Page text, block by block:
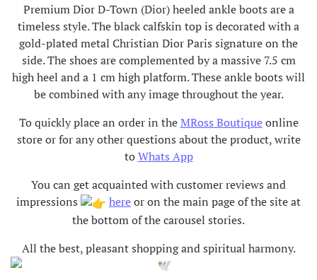
Premium Dior D-Town (Dior) heeled ankle boots are a
timeless style. The black calfskin top is decorated with a
gold-plated metal Christian Dior Paris signature on the
side. The shoes are complemented by a massive 7.5 cm
high heel and a 1 cm high platform. These ankle boots will
be combined with any image throughout the year.
To quickly place an order in the MRoss Boutiqueonline
store or for any other questions about the product, write
to Whats App
You can get acquainted with customer reviews and
impressions
hereor on the main page of the site at
the bottom of the carousel stories.
All the best, pleasant shopping and spiritual harmony.